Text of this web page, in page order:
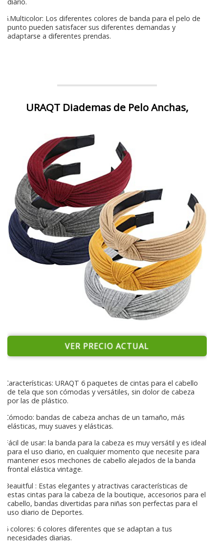
5.Multicolor: Los diferentes colores de banda para el pelo de
punto pueden satisfacer sus diferentes demandas y
adaptarse a diferentes prendas.
URAQT Diademas de Pelo Anchas,
VER PRECIO ACTUAL
Características: URAQT 6 paquetes de cintas para el cabello
de tela que son cómodas y versátiles, sin dolor de cabeza
por las de plástico.
Cómodo: bandas de cabeza anchas de un tamaño, más
elásticas, muy suaves y elásticas.
Fácil de usar: la banda para la cabeza es muy versátil y es ideal
para el uso diario, en cualquier momento que necesite para
mantener esos mechones de cabello alejados de la banda
frontal elástica vintage.
Beauitful : Estas elegantes y atractivas características de
estas cintas para la cabeza de la boutique, accesorios para el
cabello, bandas divertidas para niñas son perfectas para el
uso diario de Deportes.
6 colores: 6 colores diferentes que se adaptan a tus
necesidades diarias.